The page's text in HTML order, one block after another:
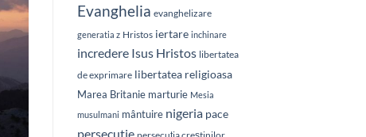
Evanghelia evanghelizare
generatia z Hristos iertare inchinare
incredere Isus Hristos libertatea
de exprimare libertatea religioasa
Marea Britanie marturie Mesia
musulmani mântuire nigeria pace
persecutie persecuția creștinilor